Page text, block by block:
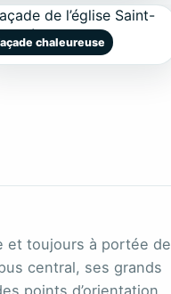
chaleureuse
et toujours à portée de
central, ses grands
points d’orientation